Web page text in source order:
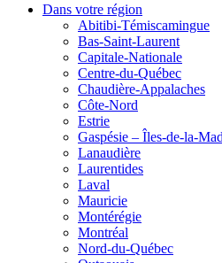
Dans votre région
Abitibi-Témiscamingue
Bas-Saint-Laurent
Capitale-Nationale
Centre-du-Québec
Chaudière-Appalaches
Côte-Nord
Estrie
Gaspésie – Îles-de-la-
Lanaudière
Laurentides
Laval
Mauricie
Montérégie
Montréal
Nord-du-Québec